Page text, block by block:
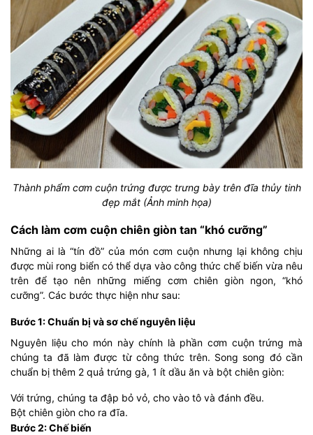
Thành phẩm cơm cuộn trứng được trưng bày trên đĩa thủy tinh
đẹp mắt (Ảnh minh họa)
Cách làm cơm cuộn chiên giòn tan “khó cưỡng”
Những ai là “tín đồ” của món cơm cuộn nhưng lại không chịu
được mùi rong biển có thể dựa vào công thức chế biến vừa nêu
trên để tạo nên những miếng cơm chiên giòn ngon, “khó
cưỡng”. Các bước thực hiện như sau:
Bước 1: Chuẩn bị và sơ chế nguyên liệu
Nguyên liệu cho món này chính là phần cơm cuộn trứng mà
chúng ta đã làm được từ công thức trên. Song song đó cần
chuẩn bị thêm 2 quả trứng gà, 1 ít dầu ăn và bột chiên giòn:
Với trứng, chúng ta đập bỏ vỏ, cho vào tô và đánh đều.
Bột chiên giòn cho ra đĩa.
Bước 2: Chế biến